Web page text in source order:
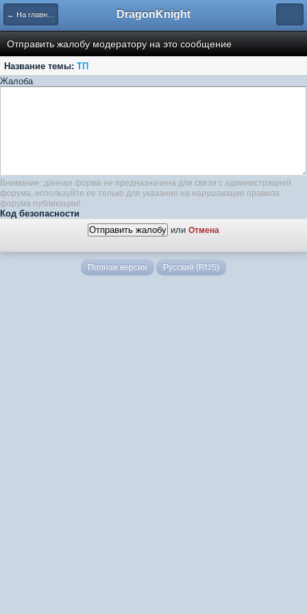
← На главную DragonKnight
Отправить жалобу модератору на это сообщение
Название темы: ТП
Жалоба
Внимание: данная форма не предназначена для связи с администрацией
форума, используйте ее только для указания на нарушающие правила
форума публикации!
Код безопасности
или Отмена
Полная версия Русский (RUS)